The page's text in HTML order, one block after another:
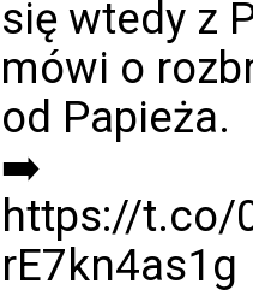
się wtedy z
mówi o
od Papieża.
➡️
https://t.co/
rE7kn4as1g